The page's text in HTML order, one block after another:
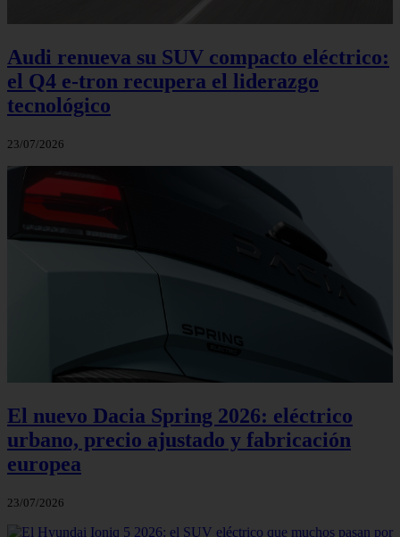
Audi renueva su SUV compacto eléctrico:
el Q4 e‑tron recupera el liderazgo
tecnológico
23/07/2026
El nuevo Dacia Spring 2026: eléctrico
urbano, precio ajustado y fabricación
europea
23/07/2026